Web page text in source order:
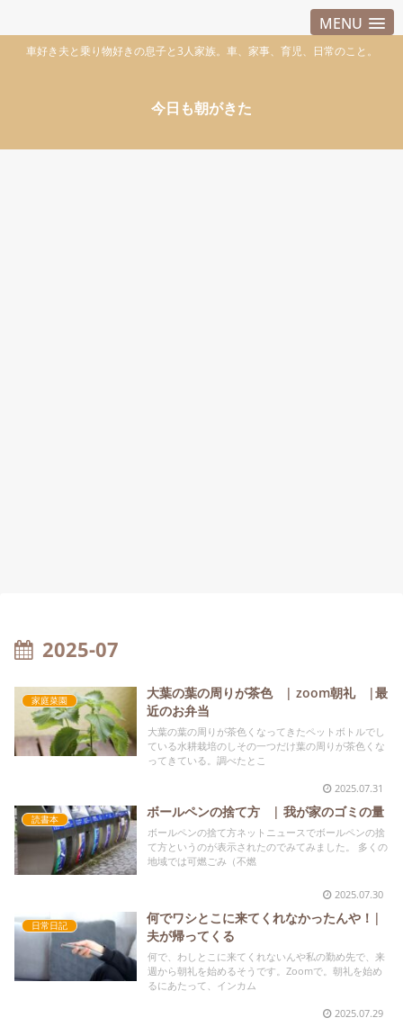
MENU
車好き夫と乗り物好きの息子と3人家族。車、家事、育児、日常のこと。
今日も朝がきた
2025-07
家庭菜園
大葉の葉の周りが茶色 | zoom朝礼 |最
近のお弁当
大葉の葉の周りが茶色くなってきたペットボトルでし
ている水耕栽培のしその一つだけ葉の周りが茶色くな
ってきている。調べたとこ
2025.07.31
読書本 ボールペンの捨て方 | 我が家のゴミの量
ボールペンの捨て方ネットニュースでボールペンの捨
て方というのが表示されたのでみてみました。 多くの
地域では可燃ごみ（不燃
2025.07.30
日常日記
何でワシとこに来てくれなかったんや！|
夫が帰ってくる
何で、わしとこに来てくれないんや私の勤め先で、来
週から朝礼を始めるそうです。Zoomで。朝礼を始め
るにあたって、インカム
2025.07.29